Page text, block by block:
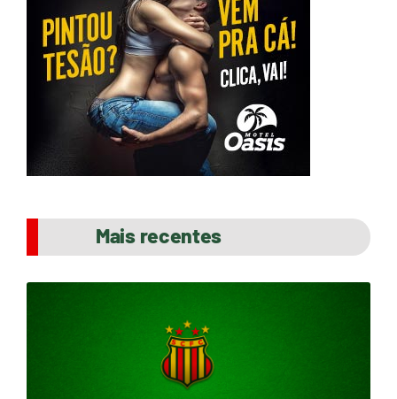
Mais recentes